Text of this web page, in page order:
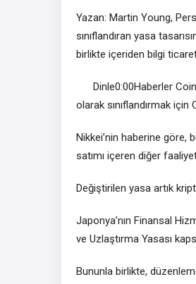
Yazan: Martin Young,
sınıflandıran yasa
birlikte içeriden bilgi
Dinle0:00Haberler
olarak sınıflandırmak için
Nikkei’nin haberine göre,
satımı içeren diğer
Değiştirilen yasa artık
Japonya’nın Finansal
ve Uzlaştırma Yasası
Bununla birlikte,